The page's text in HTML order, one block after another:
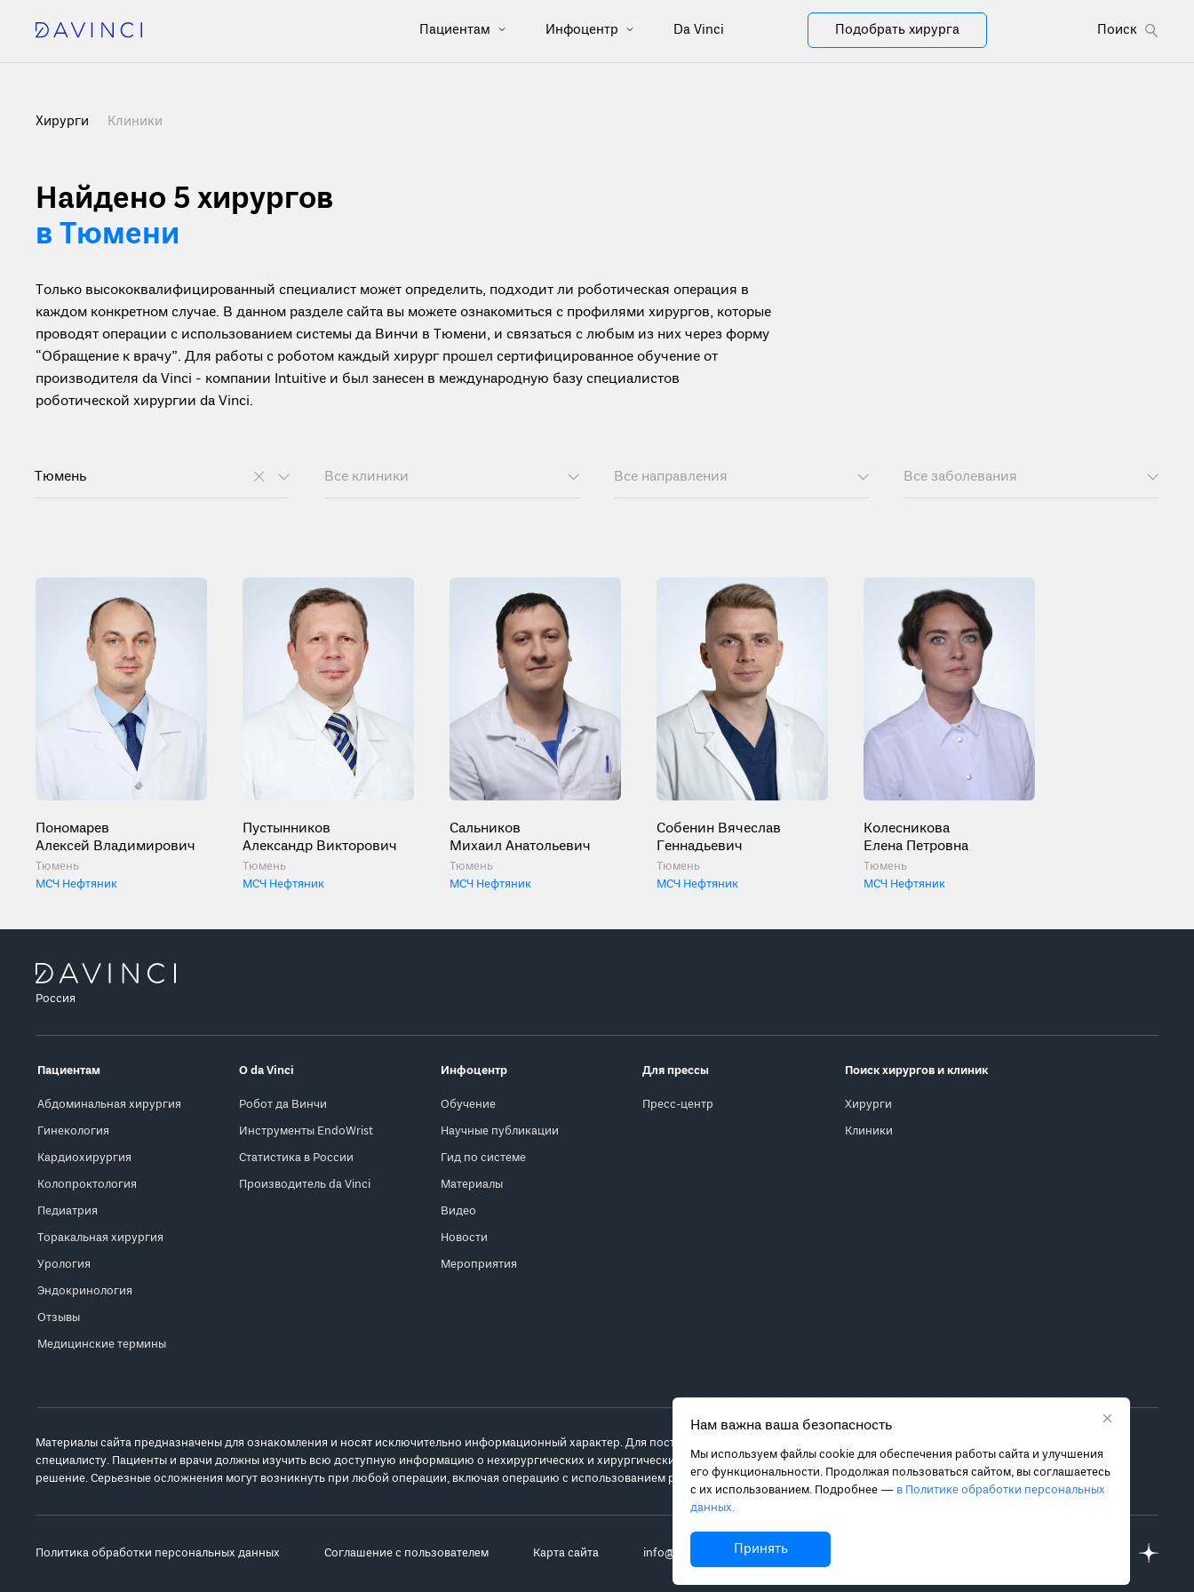
Пациентам Инфоцентр Da Vinci Подобрать хирурга Поиск
Хирурги Клиники
Найдено 5 хирургов
в Тюмени
Только высококвалифицированный специалист может определить, подходит ли роботическая операция в
каждом конкретном случае. В данном разделе сайта вы можете ознакомиться с профилями хирургов, которые
проводят операции с использованием системы да Винчи в Тюмени, и связаться с любым из них через форму
“Обращение к врачу”. Для работы с роботом каждый хирург прошел сертифицированное обучение от
производителя da Vinci - компании Intuitive и был занесен в международную базу специалистов
роботической хирургии da Vinci.
Тюмень Все клиники Все направления Все заболевания
Пономарев
Алексей Владимирович
Тюмень
МСЧ Нефтяник
Пустынников
Александр Викторович
Тюмень
МСЧ Нефтяник
Сальников
Михаил Анатольевич
Тюмень
МСЧ Нефтяник
Собенин Вячеслав
Геннадьевич
Тюмень
МСЧ Нефтяник
Колесникова
Елена Петровна
Тюмень
МСЧ Нефтяник
×
Нам важна ваша безопасность
Мы используем файлы cookie для обеспечения работы сайта и улучшения
его функциональности. Продолжая пользоваться сайтом, вы соглашаетесь
с их использованием. Подробнее — в Политике обработки персональных
данных.
Принять
Россия
Пациентам
Абдоминальная хирургия
Гинекология
Кардиохирургия
Колопроктология
Педиатрия
Торакальная хирургия
Урология
Эндокринология
Отзывы
Медицинские термины
О da Vinci
Робот да Винчи
Инструменты EndoWrist
Статистика в России
Производитель da Vinci
Инфоцентр
Обучение
Научные публикации
Гид по системе
Материалы
Видео
Новости
Мероприятия
Для прессы
Пресс-центр
Поиск хирургов и клиник
Хирурги
Клиники
Материалы сайта предназначены для ознакомления и носят исключительно информационный характер. Для постановки диагноза и выбора метода лечения обратитесь за консультацией к
специалисту. Пациенты и врачи должны изучить всю доступную информацию о нехирургических и хирургических вариантах лечения и связанных с ними рисках, чтобы принять обоснованное
решение. Серьезные осложнения могут возникнуть при любой операции, включая операцию с использованием робота da Vinci.
Политика обработки персональных данных Соглашение с пользователем Карта сайта info@robot-davinci.ru